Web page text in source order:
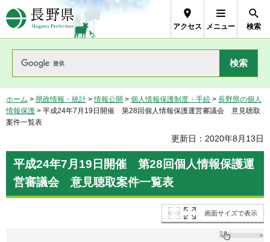
長野県Nagano Prefecture
アクセス メニュー 検索
ホーム > 県政情報・統計 >情報公開 > 個人情報保護制度・手続 > 長野県の個人
情報保護 > 平成24年7月19日開催 第28回個人情報保護運営審議会 意見聴取
案件一覧表
更新日：2020年8月13日
平成24年7月19日開催 第28回個人情報保護運
営審議会 意見聴取案件一覧表
画面サイズで表示